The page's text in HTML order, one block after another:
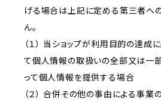
げる場合は上記に定める第三者へ
ん。
（１） 当ショップが利用目的の達
て個人情報の取扱いの全部又は一
って個人情報を提供する場合
（２） 合併その他の事由による事業